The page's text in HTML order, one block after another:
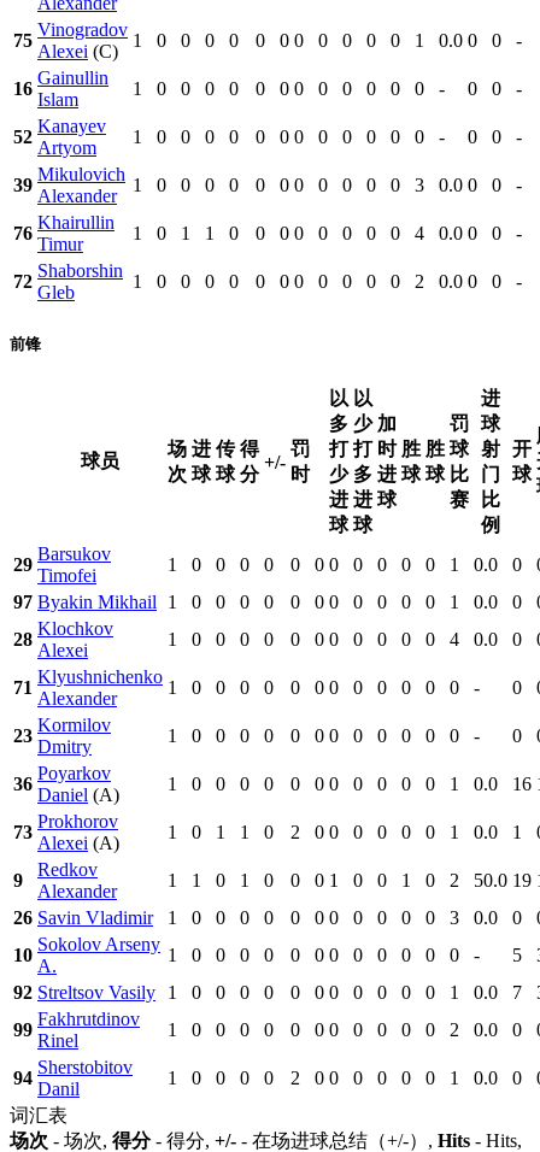
75
Vinogradov
Alexei (C)
1 0 0 0 0 0 0 0 0 0 0 0 1 0.0 0 0 -
16
Gainullin
Islam
1 0 0 0 0 0 0 0 0 0 0 0 0 - 0 0 -
52
Kanayev
Artyom
1 0 0 0 0 0 0 0 0 0 0 0 0 - 0 0 -
39
Mikulovich
Alexander
1 0 0 0 0 0 0 0 0 0 0 0 3 0.0 0 0 -
76
Khairullin
Timur
1 0 1 1 0 0 0 0 0 0 0 0 4 0.0 0 0 -
72
Shaborshin
Gleb
1 0 0 0 0 0 0 0 0 0 0 0 2 0.0 0 0 -
前锋
球员
场
次
进
球
传
球
得
分
+/-
罚
时
以
多
打
少
进
球
以
少
打
多
进
球
加
时
进
球
胜
球
胜
球
罚
球
比
赛
进
球
射
门
比
例
开
球
29
Barsukov
Timofei
1 0 0 0 0 0 0 0 0 0 0 0 1 0.0 0
97 Byakin Mikhail 1 0 0 0 0 0 0 0 0 0 0 0 1 0.0 0
28
Klochkov
Alexei
1 0 0 0 0 0 0 0 0 0 0 0 4 0.0 0
71
Klyushnichenko
Alexander
1 0 0 0 0 0 0 0 0 0 0 0 0 - 0
23
Kormilov
Dmitry
1 0 0 0 0 0 0 0 0 0 0 0 0 - 0
36
Poyarkov
Daniel (A)
1 0 0 0 0 0 0 0 0 0 0 0 1 0.0 16
73
Prokhorov
Alexei (A)
1 0 1 1 0 2 0 0 0 0 0 0 1 0.0 1
9
Redkov
Alexander
1 1 0 1 0 0 0 1 0 0 1 0 2 50.0 19
26 Savin Vladimir 1 0 0 0 0 0 0 0 0 0 0 0 3 0.0 0
10
Sokolov Arseny
A.
1 0 0 0 0 0 0 0 0 0 0 0 0 - 5
92 Streltsov Vasily 1 0 0 0 0 0 0 0 0 0 0 0 1 0.0 7
99
Fakhrutdinov
Rinel
1 0 0 0 0 0 0 0 0 0 0 0 2 0.0 0
94
Sherstobitov
Danil
1 0 0 0 0 2 0 0 0 0 0 0 1 0.0 0
词汇表
场次 - 场次, 得分- 得分, +/- - 在场进球总结（+/-）, Hits - Hits,